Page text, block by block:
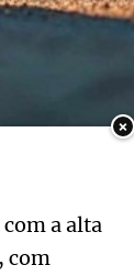
×
a alta
com